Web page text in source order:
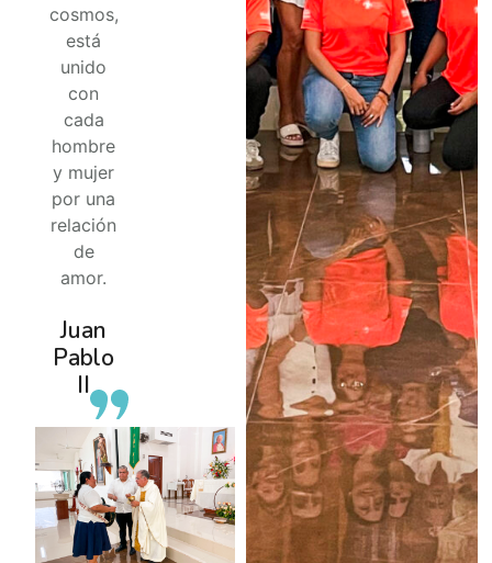
cosmos,
está
unido
con
cada
hombre
y mujer
por una
relación
de
amor.
Juan
Pablo
II